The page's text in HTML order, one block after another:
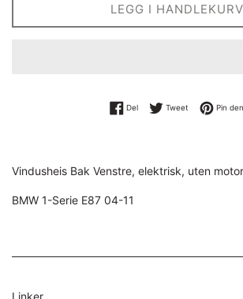
LEGG I HANDLEKURV
DelDel på Facebook
Tweet Tweet påPin den
Vindusheis Bak Venstre, elektrisk, uten
BMW 1-Serie E87 04-11